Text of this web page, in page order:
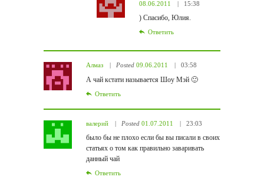
08.06.2011
15:38
) Спасибо, Юлия.
Ответить
Алмаз Posted 09.06.2011 03:58
А чай кстати называется Шоу Мэй 🙂
Ответить
валерий Posted 01.07.2011 23:03
было бы не плохо если бы вы писали в своих
статьях о том как правильно заваривать
данный чай
Ответить